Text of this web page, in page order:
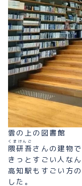
雲の上の図書館
隈研吾
くまけんご
さんの建物
きっとすごい人なん
高知駅もすごい方
した。